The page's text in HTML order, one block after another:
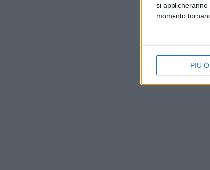
si applicheranno
momento
PIÙ